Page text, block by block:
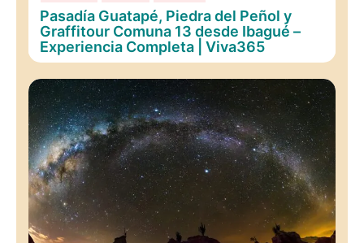
Pasadía Guatapé, Piedra del Peñol y
Graffitour Comuna 13 desde Ibagué –
Experiencia Completa | Viva365